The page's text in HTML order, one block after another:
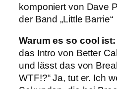
komponiert von Dave
der Band „Little Barrie“
Warum es so cool ist:
das Intro von Better
und lässt das von
WTF!?“ Ja, tut er. Ich